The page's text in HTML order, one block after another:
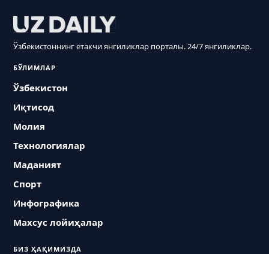
Ўзбекистоннинг етакчи янгиликлар порталы. 24/7 янгиликлар.
БЎЛИМЛАР
Ўзбекистон
Иқтисод
Молия
Технологиялар
Маданият
Спорт
Инфографика
Махсус лойиҳалар
БИЗ ҲАҚИМИЗДА